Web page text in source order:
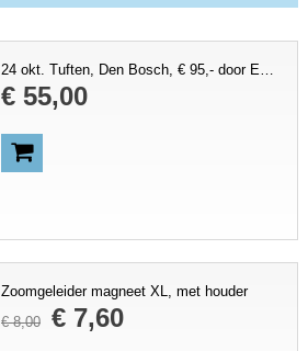
24 okt. Tuften, Den Bosch, € 95,- door Edwin de Klein, tufting
€ 55,00
Zoomgeleider magneet XL, met houder
€ 8,00 € 7,60